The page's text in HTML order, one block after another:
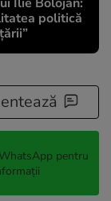
politică
pentru